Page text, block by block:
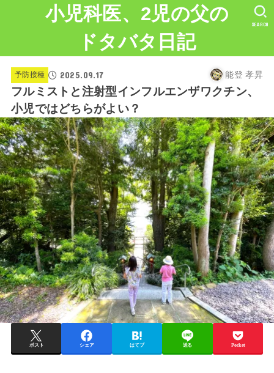
小児科医、2児の父の
ドタバタ日記
SEARCH
予防接種 2025.09.17 能登 孝昇
フルミストと注射型インフルエンザワクチン、
小児ではどちらがよい？
ポスト シェア はてブ 送る Pocket